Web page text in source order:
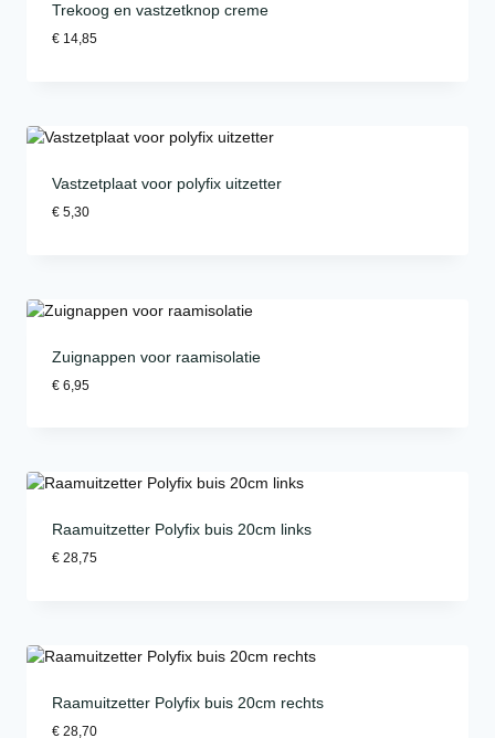
Trekoog en vastzetknop creme
€ 14,85
Vastzetplaat voor polyfix uitzetter
€ 5,30
Zuignappen voor raamisolatie
€ 6,95
Raamuitzetter Polyfix buis 20cm links
€ 28,75
Raamuitzetter Polyfix buis 20cm rechts
€ 28,70